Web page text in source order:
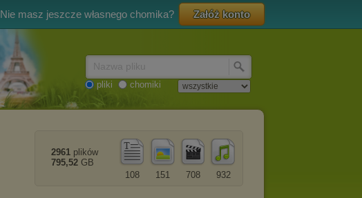
Nie masz jeszcze własnego chomika? Załóż konto
pliki chomiki
932
708
151
108
2961 plików
795,52 GB